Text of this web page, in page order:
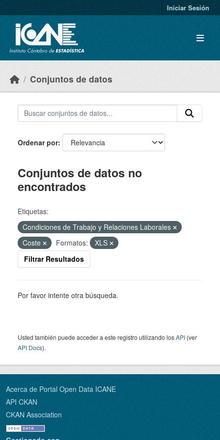
Iniciar Sesión
Conjuntos de datos
Ordenar por
Conjuntos de datos no
encontrados
Etiquetas:
Condiciones de Trabajo y Relaciones Laborales
Coste
Formatos:
XLS
Filtrar Resultados
Por favor intente otra búsqueda.
Usted también puede acceder a este registro utilizando losAPI (ver
API Docs).
Acerca de Portal Open Data ICANE
API CKAN
CKAN Association